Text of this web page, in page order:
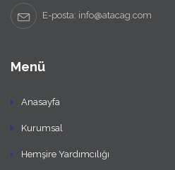
E-posta: info@atacag.com
Menü
Anasayfa
Kurumsal
Hemşire Yardımcılığı